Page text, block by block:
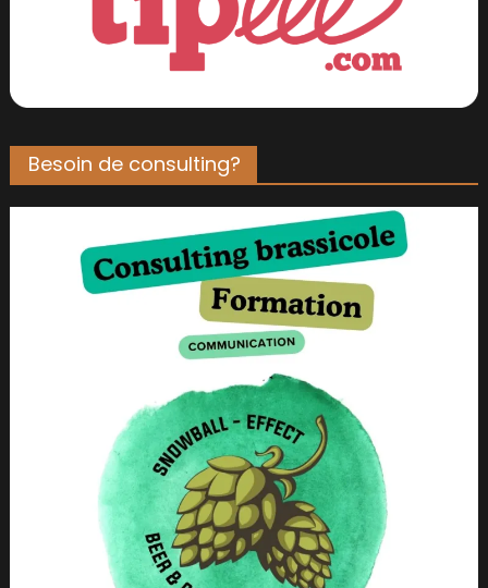
Besoin de consulting?